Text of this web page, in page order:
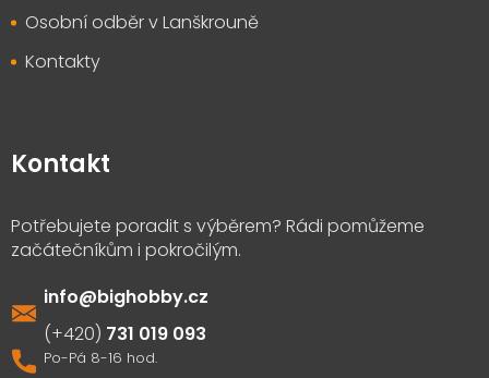
Osobní odběr v Lanškrouně
Kontakty
Kontakt
info@bighobby.cz
731 019 093